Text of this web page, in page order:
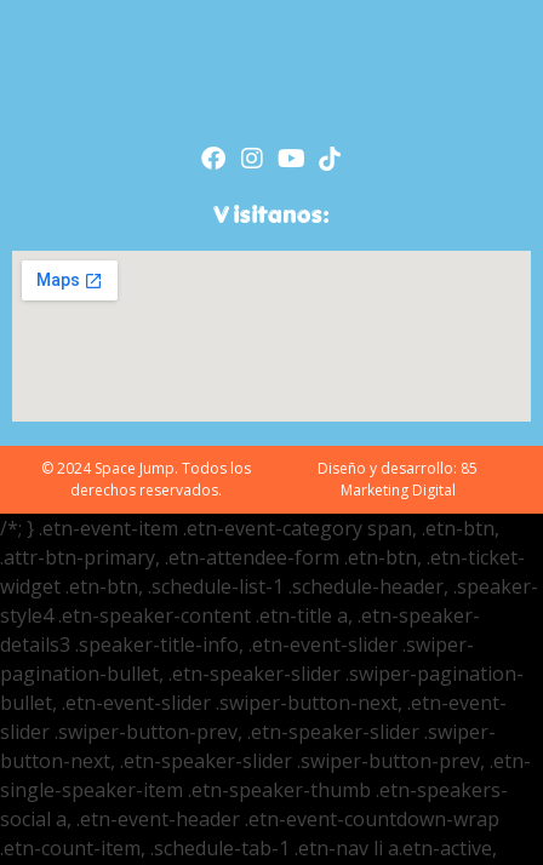
Visitanos:
© 2024 Space Jump. Todos los
derechos reservados.
Diseño y desarrollo: 85
Marketing Digital
/*; } .etn-event-item .etn-event-category span, .etn-btn,
.attr-btn-primary, .etn-attendee-form .etn-btn, .etn-ticket-
widget .etn-btn, .schedule-list-1 .schedule-header, .speaker-
style4 .etn-speaker-content .etn-title a, .etn-speaker-
details3 .speaker-title-info, .etn-event-slider .swiper-
pagination-bullet, .etn-speaker-slider .swiper-pagination-
bullet, .etn-event-slider .swiper-button-next, .etn-event-
slider .swiper-button-prev, .etn-speaker-slider .swiper-
button-next, .etn-speaker-slider .swiper-button-prev, .etn-
single-speaker-item .etn-speaker-thumb .etn-speakers-
social a, .etn-event-header .etn-event-countdown-wrap
.etn-count-item, .schedule-tab-1 .etn-nav li a.etn-active,